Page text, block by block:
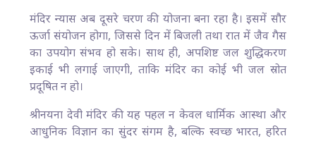
मंदिर न्यास अब दूसरे चरण की योजना बना रहा है। इसमें सौर
ऊर्जा संयोजन होगा, जिससे दिन में बिजली तथा रात में जैव गैस
का उपयोग संभव हो सके। साथ ही, अपशिष्ट जल शुद्धिकरण
इकाई भी लगाई जाएगी, ताकि मंदिर का कोई भी जल स्रोत
प्रदूषित न हो।
श्रीनयना देवी मंदिर की यह पहल न केवल धार्मिक आस्था और
आधुनिक विज्ञान का सुंदर संगम है, बल्कि स्वच्छ भारत, हरित